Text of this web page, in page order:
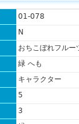
01-078
N
おちこぼれフルー
緑 へも
キャラクター
5
3